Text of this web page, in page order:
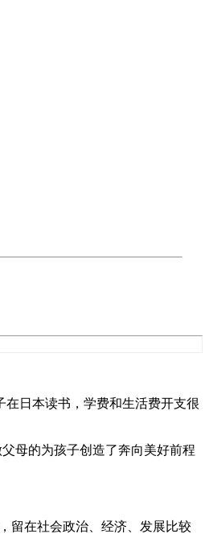
在日本读书，学费和生活费开支很
母的为孩子创造了奔向美好前程
留在社会政治、经济、发展比较